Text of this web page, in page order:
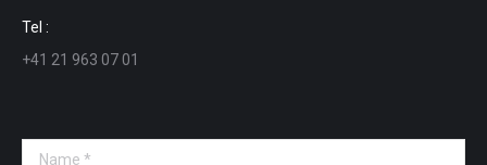
window
Tel :
+41 21 963 07 01
Name *